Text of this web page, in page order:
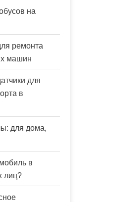
на
ремонта
машин
для
в
для дома,
в
лиц?